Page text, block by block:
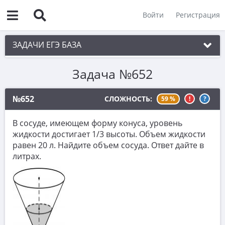
Войти Регистрация
ЗАДАЧИ ЕГЭ БАЗА
1. Простые текстовые задачи
2. Величины и значения
3. Графики, диаграммы, таблицы
4. Вычисления по формуле
5. Теория вероятностей
6. Выбор подходящих вариантов
7. Функции и производные
8. Выбор утверждений
9. Фигуры на квадратной решетке.
Задача №652
№652 СЛОЖНОСТЬ: 59 % ! ?
В сосуде, имеющем форму конуса, уровень
жидкости достигает 1/3 высоты. Объем жидкости
равен 20 л. Найдите объем сосуда. Ответ дайте в
литрах.